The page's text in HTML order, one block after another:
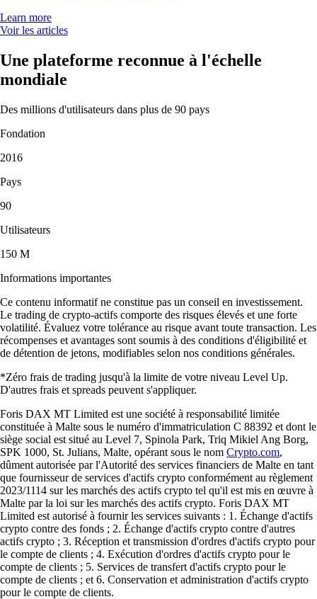
Learn more
Voir les articles
Une plateforme reconnue à l'échelle
mondiale
Des millions d'utilisateurs dans plus de 90 pays
Fondation
2016
Pays
90
Utilisateurs
150 M
Informations importantes
Ce contenu informatif ne constitue pas un conseil en investissement.
Le trading de crypto-actifs comporte des risques élevés et une forte
volatilité. Évaluez votre tolérance au risque avant toute transaction. Les
récompenses et avantages sont soumis à des conditions d'éligibilité et
de détention de jetons, modifiables selon nos conditions générales.
*Zéro frais de trading jusqu'à la limite de votre niveau Level Up.
D'autres frais et spreads peuvent s'appliquer.
Foris DAX MT Limited est une société à responsabilité limitée
constituée à Malte sous le numéro d'immatriculation C 88392 et dont le
siège social est situé au Level 7, Spinola Park, Triq Mikiel Ang Borg,
SPK 1000, St. Julians, Malte, opérant sous le nom Crypto.com,
dûment autorisée par l'Autorité des services financiers de Malte en tant
que fournisseur de services d'actifs crypto conformément au règlement
2023/1114 sur les marchés des actifs crypto tel qu'il est mis en œuvre à
Malte par la loi sur les marchés des actifs crypto. Foris DAX MT
Limited est autorisé à fournir les services suivants : 1. Échange d'actifs
crypto contre des fonds ; 2. Échange d'actifs crypto contre d'autres
actifs crypto ; 3. Réception et transmission d'ordres d'actifs crypto pour
le compte de clients ; 4. Exécution d'ordres d'actifs crypto pour le
compte de clients ; 5. Services de transfert d'actifs crypto pour le
compte de clients ; et 6. Conservation et administration d'actifs crypto
pour le compte de clients.